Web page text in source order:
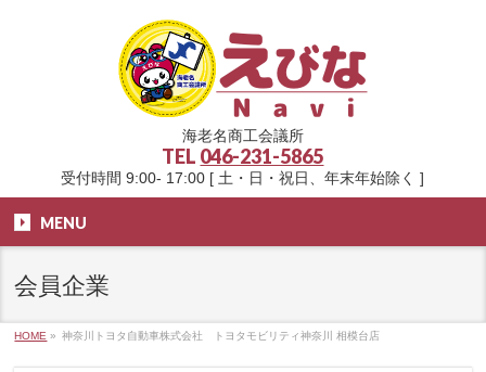
海老名商工会議所
TEL 046-231-5865
受付時間 9:00- 17:00 [ 土・日・祝日、年末年始除く ]
MENU
会員企業
HOME » 神奈川トヨタ自動車株式会社 トヨタモビリティ神奈川 相模台店